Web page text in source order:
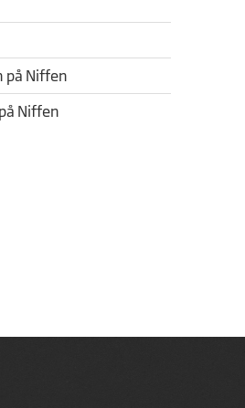
på Niffen
Niffen